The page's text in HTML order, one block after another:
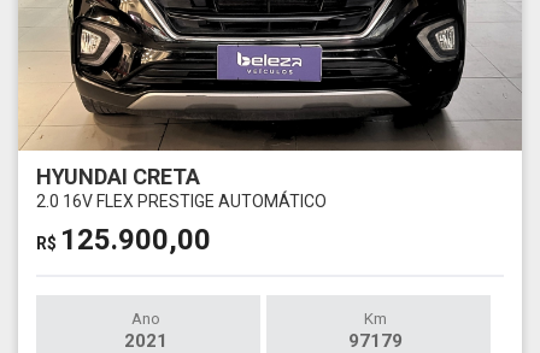
HYUNDAI CRETA
2.0 16V FLEX PRESTIGE AUTOMÁTICO
R$ 125.900,00
Ano
2021
Km
97179